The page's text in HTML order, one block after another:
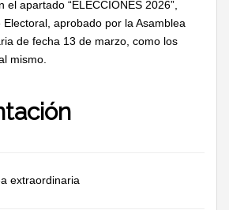
el apartado “ELECCIONES 2026”,
aprobado por la Asamblea
de fecha 13 de marzo, como los
mismo.
extraordinaria